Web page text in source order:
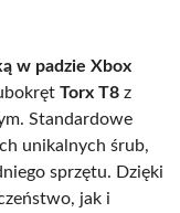
w padzie Xbox
Torx T8 z
Standardowe
unikalnych śrub,
sprzętu. Dzięki
jak i